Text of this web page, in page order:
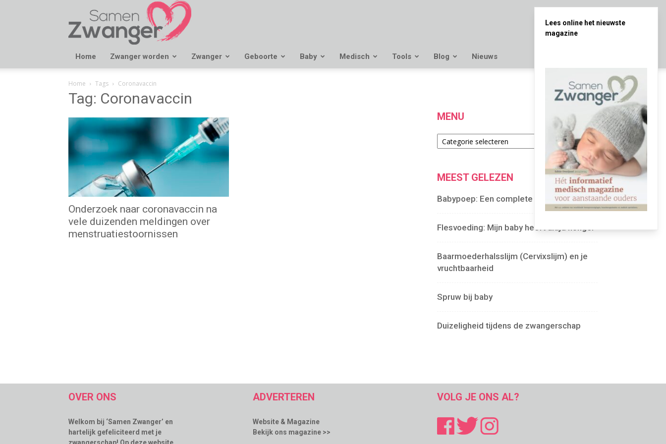
Samen
Zwanger
Home Zwanger worden Zwanger Geboorte Baby Medisch Tools Blog Nieuws
Home Tags Coronavaccin
Tag: Coronavaccin
Onderzoek naar coronavaccin na
vele duizenden meldingen over
menstruatiestoornissen
MENU
Menu
MEEST GELEZEN
Babypoep: Een complete gids
Flesvoeding: Mijn baby heeft altijd honger
Baarmoederhalsslijm (Cervixslijm) en je
vruchtbaarheid
Spruw bij baby
Duizeligheid tijdens de zwangerschap
OVER ONS
Welkom bij ‘Samen Zwanger’ en
hartelijk gefeliciteerd met je
ADVERTEREN
Website & Magazine
Bekijk ons magazine >>
VOLG JE ONS AL?
Lees online het nieuwste
magazine